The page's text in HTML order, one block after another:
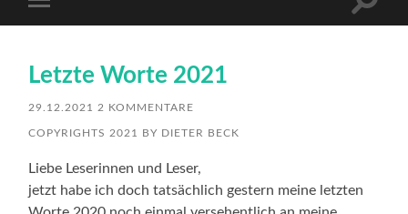
Menü
Letzte Worte 2021
29.12.2021 2 KOMMENTARE
COPYRIGHTS 2021 BY DIETER BECK
Liebe Leserinnen und Leser,
jetzt habe ich doch tatsächlich gestern meine letzten